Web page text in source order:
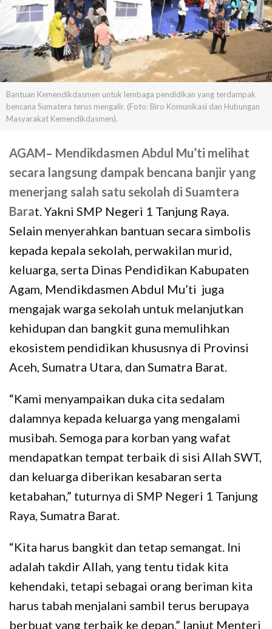
Bantuan Kemendikdasmen untuk lembaga pendidikan yang terdampak
bencana Sumatera terus mengalir. (Foto: Biro Komunikasi dan Hubungan
Masyarakat Kemendikdasmen).
AGAM– Mendikdasmen Abdul Mu’ti melihat
secara langsung dampak bencana banjir yang
menerjang salah satu sekolah di Suamtera
Barat. Yakni SMP Negeri 1 Tanjung Raya.
Selain menyerahkan bantuan secara simbolis
kepada kepala sekolah, perwakilan murid,
keluarga, serta Dinas Pendidikan Kabupaten
Agam, Mendikdasmen Abdul Mu’ti juga
mengajak warga sekolah untuk melanjutkan
kehidupan dan bangkit guna memulihkan
ekosistem pendidikan khususnya di Provinsi
Aceh, Sumatra Utara, dan Sumatra Barat.
“Kami menyampaikan duka cita sedalam
dalamnya kepada keluarga yang mengalami
musibah. Semoga para korban yang wafat
mendapatkan tempat terbaik di sisi Allah SWT,
dan keluarga diberikan kesabaran serta
ketabahan,” tuturnya di SMP Negeri 1 Tanjung
Raya, Sumatra Barat.
“Kita harus bangkit dan tetap semangat. Ini
adalah takdir Allah, yang tentu tidak kita
kehendaki, tetapi sebagai orang beriman kita
harus tabah menjalani sambil terus berupaya
berbuat yang terbaik ke depan,” lanjut Menteri